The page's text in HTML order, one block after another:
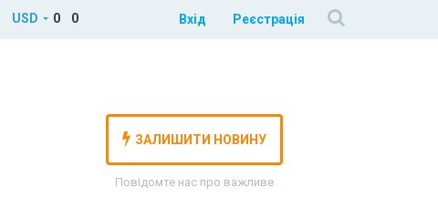
USD 0 0 Вхід Реєстрація
ЗАЛИШИТИ НОВИНУ
Повідомте нас про важливе